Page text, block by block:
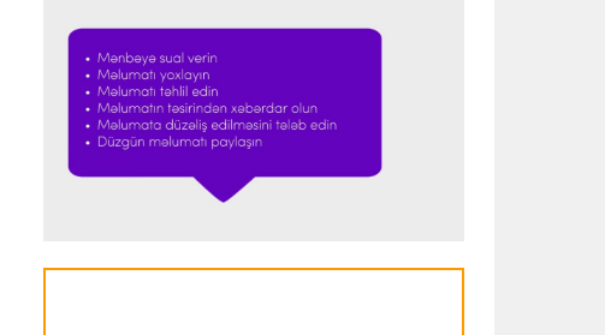
Transfer 17:01 08.08.2026
“Atletiko”nun müdafiəçisi İngiltərə
klubuna keçir
hədəflərini açıqladı